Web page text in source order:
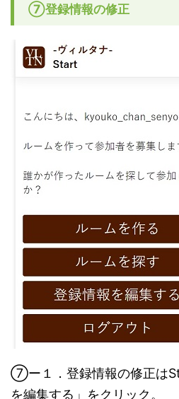
⑦登録情報の修正
⑦ー１．登録情報の修正は
を編集する」をクリック。